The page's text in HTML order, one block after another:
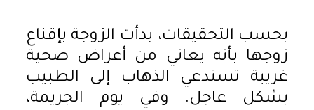
بحسب التحقيقات، بدأت الزوجة بإقناع
زوجها بأنه يعاني من أعراض صحية
غريبة تستدعي الذهاب إلى الطبيب
بشكل عاجل. وفي يوم الجريمة،